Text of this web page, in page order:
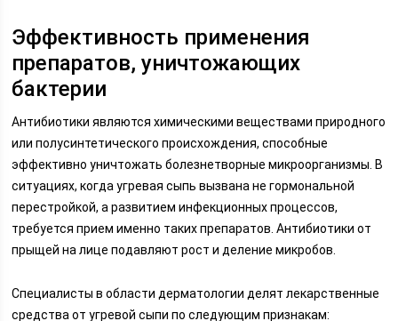
Эффективность применения
препаратов, уничтожающих
бактерии
Антибиотики являются химическими веществами природного
или полусинтетического происхождения, способные
эффективно уничтожать болезнетворные микроорганизмы. В
ситуациях, когда угревая сыпь вызвана не гормональной
перестройкой, а развитием инфекционных процессов,
требуется прием именно таких препаратов. Антибиотики от
прыщей на лице подавляют рост и деление микробов.
Специалисты в области дерматологии делят лекарственные
средства от угревой сыпи по следующим признакам: